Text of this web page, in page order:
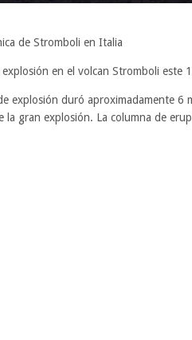
de Stromboli en Italia
en el volcan Stromboli este
explosión duró aproximadamente 6
la gran explosión. La columna de